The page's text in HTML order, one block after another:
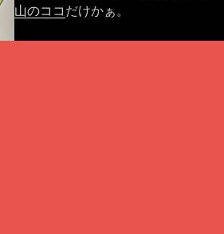
山のココ だけかぁ。